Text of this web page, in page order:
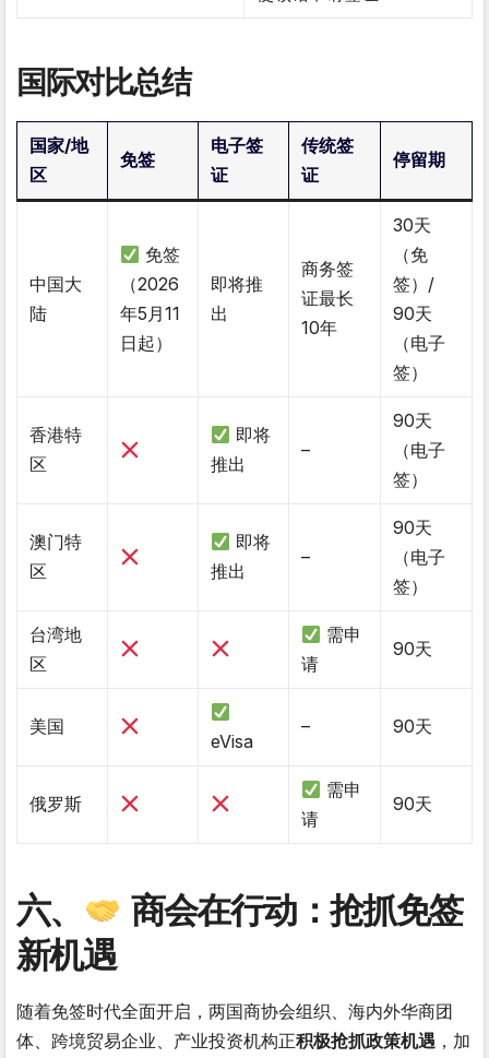
国际对比总结
国家/地
区
免签
电子签
证
传统签
证
停留期
中国大
陆
免签
（2026
年5月11
日起）
即将推
出
商务签
证最长
10年
30天
（免
签）/
90天
（电子
签）
香港特
区
即将
推出
–
90天
（电子
签）
澳门特
区
即将
推出
–
90天
（电子
签）
台湾地
区
需申
请
90天
美国
eVisa
– 90天
俄罗斯
需申
请
90天
六、
商会在行动：抢抓免签
新机遇
随着免签时代全面开启，两国商协会组织、海内外华商团
体、跨境贸易企业、产业投资机构正积极抢抓政策机遇 ，加